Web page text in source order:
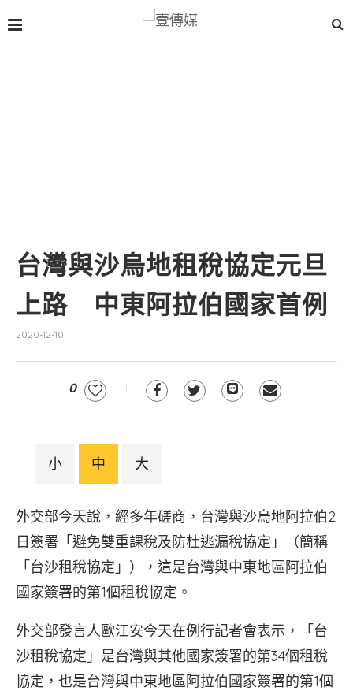
台灣與沙烏地租稅協定元旦
上路 中東阿拉伯國家首例
2020-12-10
0
小 中 大
外交部今天說，經多年磋商，台灣與沙烏地阿拉伯2
日簽署「避免雙重課稅及防杜逃漏稅協定」（簡稱
「台沙租稅協定」），這是台灣與中東地區阿拉伯
國家簽署的第1個租稅協定。
外交部發言人歐江安今天在例行記者會表示，「台
沙租稅協定」是台灣與其他國家簽署的第34個租稅
協定，也是台灣與中東地區阿拉伯國家簽署的第1個